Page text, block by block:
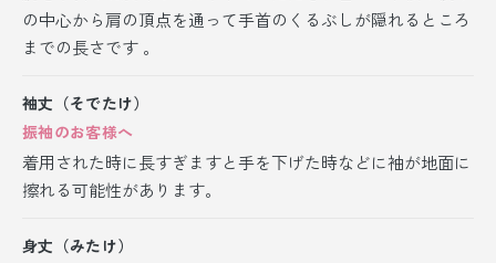
の中心から肩の頂点を通って手首のくるぶしが隠れるところ
までの長さです 。
袖丈（そでたけ）
振袖のお客様へ
着用された時に長すぎますと手を下げた時などに袖が地面に
擦れる可能性があります。
身丈（みたけ）